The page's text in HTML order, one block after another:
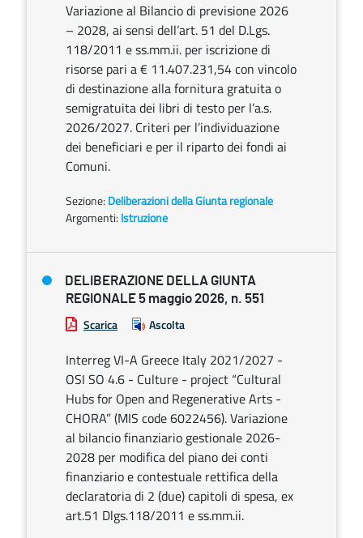
Variazione al Bilancio di previsione 2026
– 2028, ai sensi dell’art. 51 del D.Lgs.
118/2011 e ss.mm.ii. per iscrizione di
risorse pari a € 11.407.231,54 con vincolo
di destinazione alla fornitura gratuita o
semigratuita dei libri di testo per l’a.s.
2026/2027. Criteri per l’individuazione
dei beneficiari e per il riparto dei fondi ai
Comuni.
Sezione: Deliberazioni della Giunta regionale
Argomenti: Istruzione
DELIBERAZIONE DELLA GIUNTA
REGIONALE 5 maggio 2026, n. 551
Scarica Ascolta
Interreg VI-A Greece Italy 2021/2027 -
OSI SO 4.6 - Culture - project “Cultural
Hubs for Open and Regenerative Arts -
CHORA” (MIS code 6022456). Variazione
al bilancio finanziario gestionale 2026-
2028 per modifica del piano dei conti
finanziario e contestuale rettifica della
declaratoria di 2 (due) capitoli di spesa, ex
art.51 Dlgs.118/2011 e ss.mm.ii.